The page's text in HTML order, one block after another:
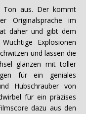
Ton aus. Der kommt
Originalsprache im
daher und gibt dem
Explosionen
und lassen die
glänzen mit toller
für ein geniales
Hubschrauber von
für ein präzises
dazu aus den